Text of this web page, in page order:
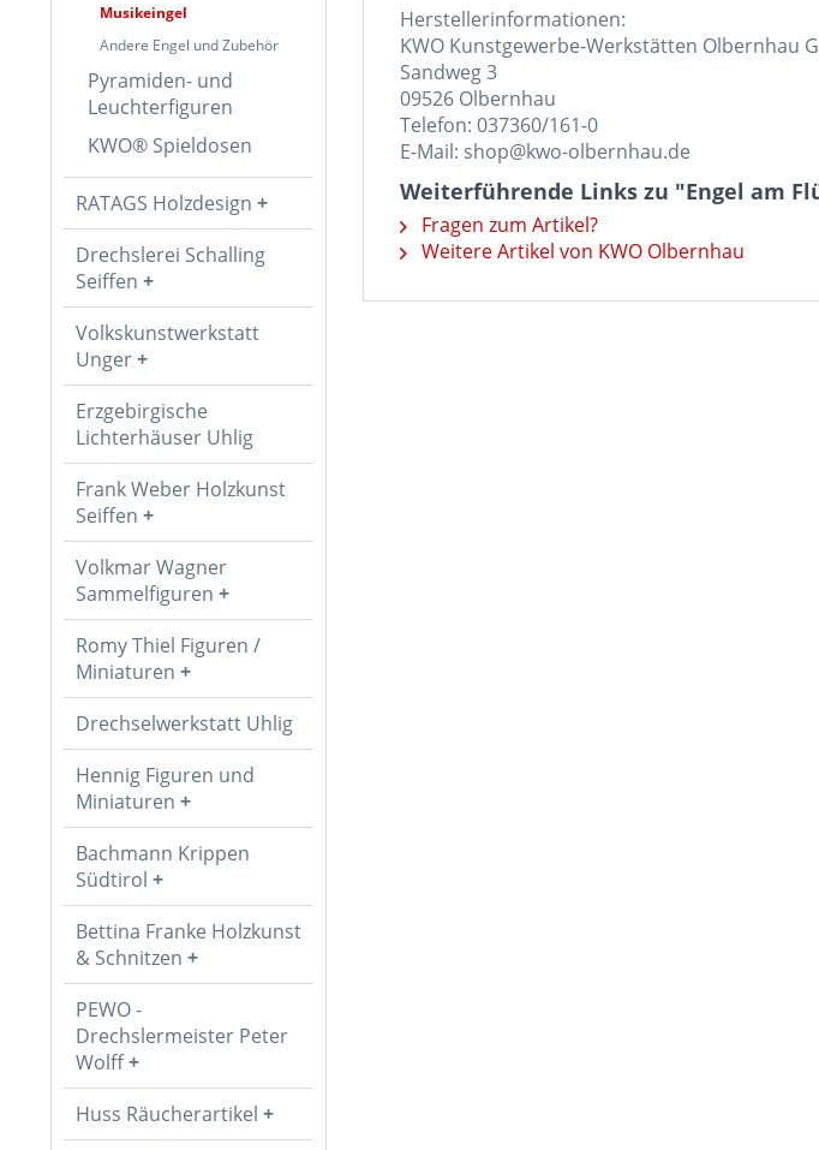
Musikeingel
Andere Engel und Zubehör
Pyramiden- und
Leuchterfiguren
KWO® Spieldosen
RATAGS Holzdesign
Drechslerei Schalling
Seiffen
Volkskunstwerkstatt
Unger
Erzgebirgische
Lichterhäuser Uhlig
Frank Weber Holzkunst
Seiffen
Volkmar Wagner
Sammelfiguren
Romy Thiel Figuren /
Miniaturen
Drechselwerkstatt Uhlig
Hennig Figuren und
Miniaturen
Bachmann Krippen
Südtirol
Bettina Franke Holzkunst
& Schnitzen
PEWO -
Drechslermeister Peter
Wolff
Huss Räucherartikel
Herstellerinformationen:
KWO Kunstgewerbe-Werkstätten Olbernhau
Sandweg 3
09526 Olbernhau
Telefon: 037360/161-0
E-Mail: shop@kwo-olbernhau.de
Weiterführende Links zu "Engel am
Fragen zum Artikel?
Weitere Artikel von KWO Olbernhau